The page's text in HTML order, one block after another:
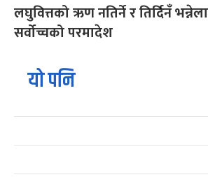
लघुवित्तको ऋण नतिर्ने र तिर्दिनँ
सर्वोच्चको परमादेश
यो पनि